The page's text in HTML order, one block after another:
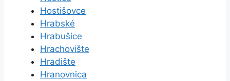
Hostišovce
Hrabské
Hrabušice
Hrachovište
Hradište
Hranovnica